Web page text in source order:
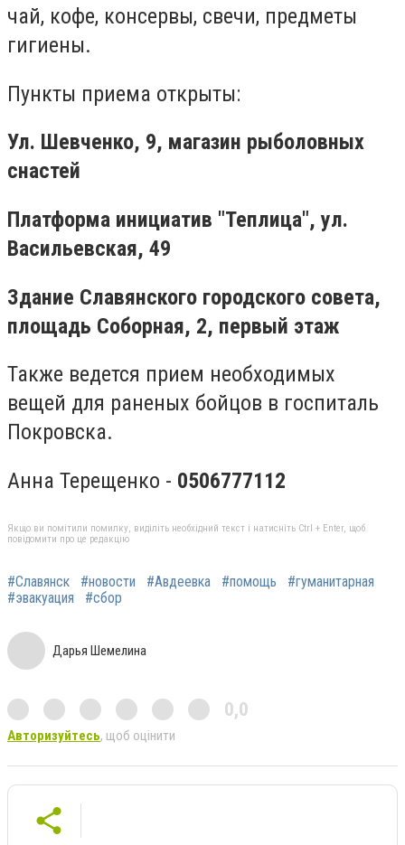
чай, кофе, консервы, свечи, предметы
гигиены.
Пункты приема открыты:
Ул. Шевченко, 9, магазин рыболовных
снастей
Платформа инициатив "Теплица", ул.
Васильевская, 49
Здание Славянского городского совета,
площадь Соборная, 2, первый этаж
Также ведется прием необходимых
вещей для раненых бойцов в госпиталь
Покровска.
Анна Терещенко - 0506777112
Якщо ви помітили помилку, виділіть необхідний текст і натисніть Ctrl + Enter, щоб
повідомити про це редакцію
#Славянск #новости #Авдеевка #помощь
#гуманитарная
#эвакуация
#сбор
Дарья Шемелина
0,0
Авторизуйтесь, щоб оцінити